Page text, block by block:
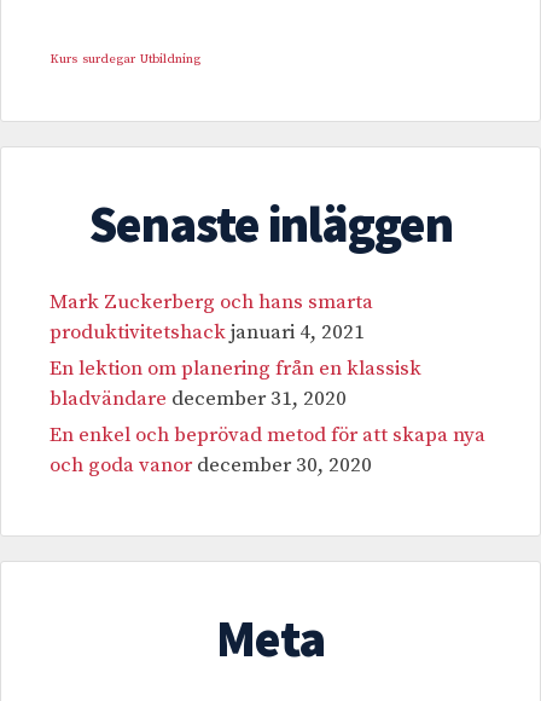
Kurs surdegar Utbildning
Senaste inläggen
Mark Zuckerberg och hans smarta
produktivitetshackjanuari 4, 2021
En lektion om planering från en klassisk
bladvändare december 31, 2020
En enkel och beprövad metod för att skapa nya
och goda vanor december 30, 2020
Meta